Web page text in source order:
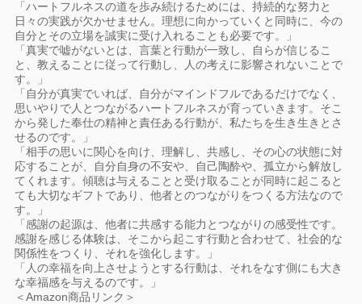
「ハートフルネスの道を歩み続けるためには、持続的な努力と
日々の実践が欠かせません。理想に向かっていくと同時に、今の
自分とその立場を誠実に受け入れることも必要です。」
「真実で嘘がないとは、言葉と行動が一致し、自らが信じるこ
と、教えることに従って行動し、人の考えに影響されないことで
す。」
「自分が真実でいれば、自分がマインドフルであるだけでなく、
思いやりで人とつながるハートフルネスが育っていきます。そこ
から発した奉仕の精神と責任ある行動が、私たちを生き生きとさ
せるのです。」
「相手の思いに関心を向け、理解し、共感し、その心の状態に対
応することが、自分自身の不安や、自己陶酔や、孤立から解放し
てくれます。傾聴は与えることと受け取ることが同時に起こると
ても大切なギフトであり、他者とのつながりをつくる方法なので
す。」
「感謝の起源は、他者に共感する能力とつながりの感受性です。
感謝を感じる体験は、そこから起こす行動と合わせて、社会的な
関係性をつくり、それを強化します。」
「人の幸福を向上させようとする行動は、それをなす側にも大き
な幸福感を与えるのです。」
＜Amazon商品リンク＞